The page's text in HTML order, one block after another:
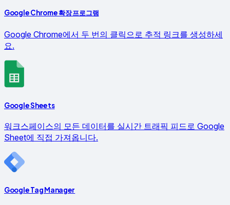
Google Chrome 확장 프로그램
Google Chrome에서 두 번의 클릭으로 추적 링크를 생성하세
요.
Google Sheets
워크스페이스의 모든 데이터를 실시간 트래픽 피드로 Google
Sheet에 직접 가져옵니다.
Google Tag Manager